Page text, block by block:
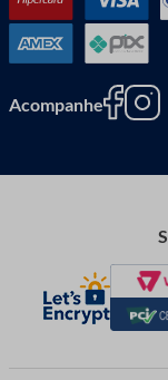
Acompanhe